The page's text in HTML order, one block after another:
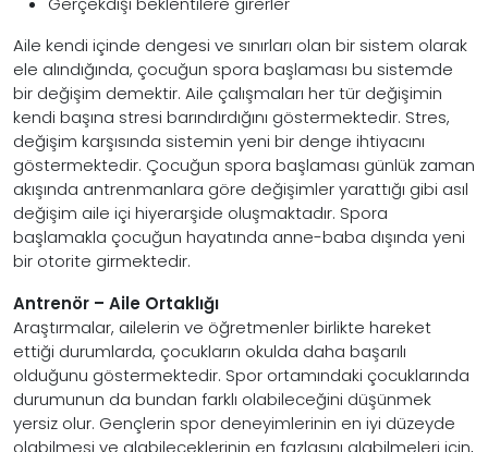
Aile kendi içinde dengesi ve sınırları olan bir sistem olarak
ele alındığında, çocuğun spora başlaması bu sistemde
bir değişim demektir. Aile çalışmaları her tür değişimin
kendi başına stresi barındırdığını göstermektedir. Stres,
değişim karşısında sistemin yeni bir denge ihtiyacını
göstermektedir. Çocuğun spora başlaması günlük zaman
akışında antrenmanlara göre değişimler yarattığı gibi asıl
değişim aile içi hiyerarşide oluşmaktadır. Spora
başlamakla çocuğun hayatında anne-baba dışında yeni
bir otorite girmektedir.
Antrenör – Aile Ortaklığı
Araştırmalar, ailelerin ve öğretmenler birlikte hareket
ettiği durumlarda, çocukların okulda daha başarılı
olduğunu göstermektedir. Spor ortamındaki çocuklarında
durumunun da bundan farklı olabileceğini düşünmek
yersiz olur. Gençlerin spor deneyimlerinin en iyi düzeyde
olabilmesi ve alabileceklerinin en fazlasını alabilmeleri için,